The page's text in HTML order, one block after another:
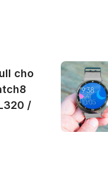
cho
/